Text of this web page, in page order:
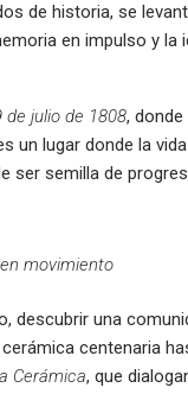
de historia, se
en impulso y la
de julio de 1808,
un lugar donde la
ser semilla de
movimiento
descubrir una
centenaria
Cerámica, que